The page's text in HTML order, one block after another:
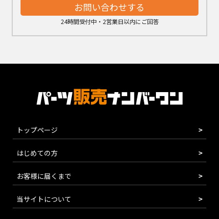
お問い合わせする
24時間受付中・2営業日以内にご回答
トップページ
はじめての方
お客様に届くまで
当サイトについて